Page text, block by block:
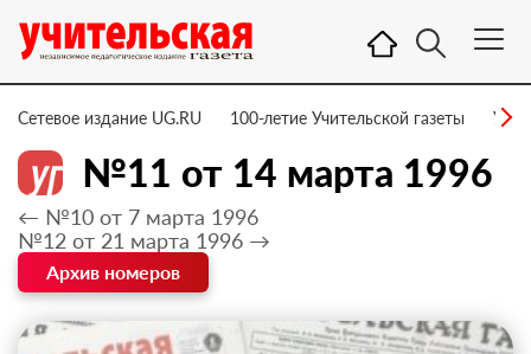
Сетевое издание UG.RU 100-летие Учительской газеты УГ –
№11 от 14 марта 1996
← №10 от 7 марта 1996
№12 от 21 марта 1996 →
Архив номеров